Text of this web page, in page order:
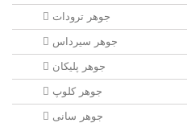
جوهر ترودات
جوهر سيرداس
جوهر پلیکان
جوهر کلوپ
جوهر سانی